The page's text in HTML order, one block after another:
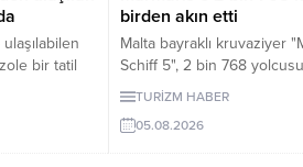
bir tatil
İşte
birden akın etti
Malta bayraklı kruvaziyer
Schiff 5", 2 bin 768
Muğla'nın Marmaris ilçesine
TURİZM HABER
05.08.2026